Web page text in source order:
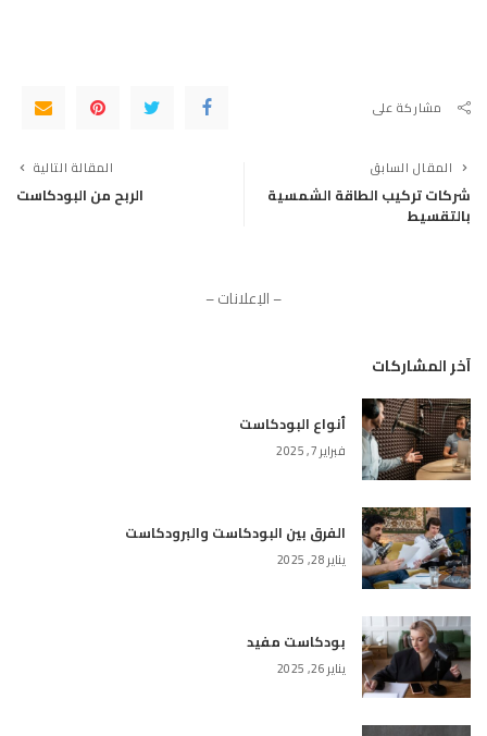
مشاركة على
المقال السابق
شركات تركيب الطاقة الشمسية
بالتقسيط
المقالة التالية
الربح من البودكاست
– الإعلانات –
آخر المشاركات
أنواع البودكاست
فبراير 7, 2025
الفرق بين البودكاست والبرودكاست
يناير 28, 2025
بودكاست مفيد
يناير 26, 2025